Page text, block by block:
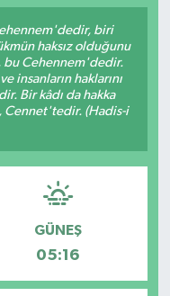
biri
haksız olduğunu
bu Cehennem'dedir.
insanların haklarını
Bir kâdı da hakka
Cennet'tedir. (Hadis-i
GÜNEŞ
05:16